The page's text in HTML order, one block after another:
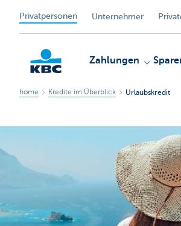
Privatpersonen Unternehmer
KBC
Zahlungen
home Kredite im Überblick Urlaubskredit